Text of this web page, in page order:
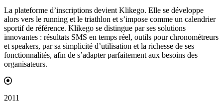
La plateforme d’inscriptions devient Klikego. Elle se développe
alors vers le running et le triathlon et s’impose comme un calendrier
sportif de référence. Klikego se distingue par ses solutions
innovantes : résultats SMS en temps réel, outils pour chronométreurs
et speakers, par sa simplicité d’utilisation et la richesse de ses
fonctionnalités, afin de s’adapter parfaitement aux besoins des
organisateurs.
2011